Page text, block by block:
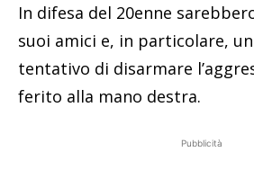
In difesa del 20enne
suoi amici e, in particolare,
tentativo di disarmare
ferito alla mano destra.
Pubblicità